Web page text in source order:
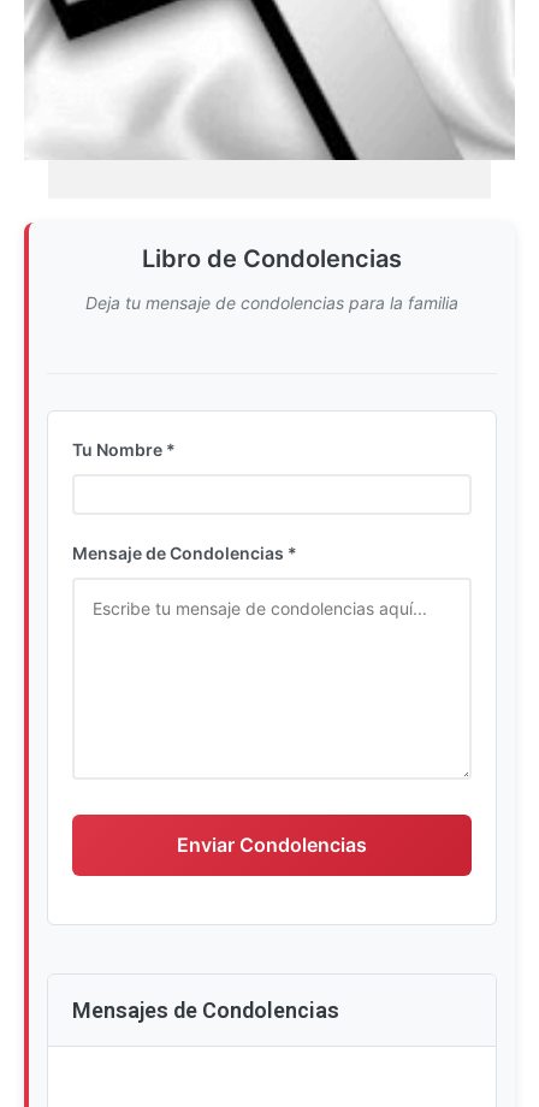
Libro de Condolencias
Deja tu mensaje de condolencias para la familia
Tu Nombre *
Mensaje de Condolencias *
Enviar Condolencias
Mensajes de Condolencias